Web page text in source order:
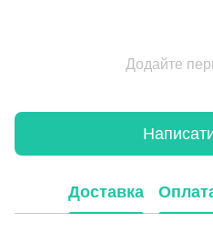
Додайте
Доставка